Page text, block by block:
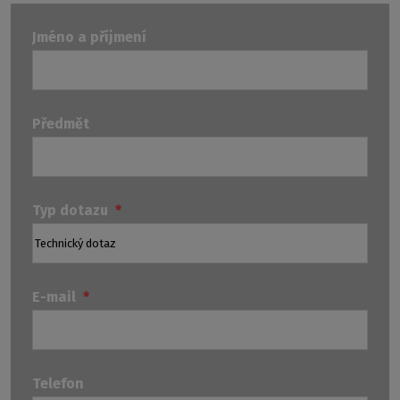
Jméno a příjmení
Předmět
Typ dotazu *
E-mail *
Telefon